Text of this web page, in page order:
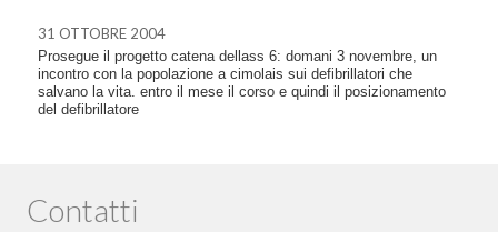
31 OTTOBRE 2004
Prosegue il progetto catena dellass 6: domani 3 novembre, un
incontro con la popolazione a cimolais sui defibrillatori che
salvano la vita. entro il mese il corso e quindi il posizionamento
del defibrillatore
Contatti